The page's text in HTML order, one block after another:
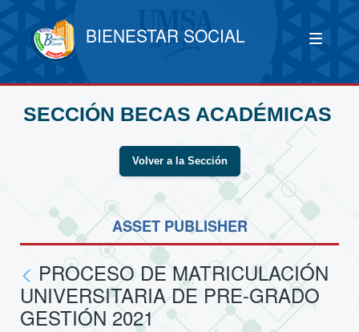
BIENESTAR SOCIAL
SECCIÓN BECAS ACADÉMICAS
Volver a la Sección
ASSET PUBLISHER
PROCESO DE MATRICULACIÓN
UNIVERSITARIA DE PRE-GRADO
GESTIÓN 2021